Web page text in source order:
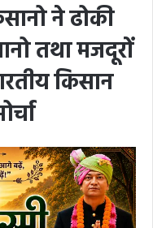
ने ढोकी
तथा मजदूरों
किसान